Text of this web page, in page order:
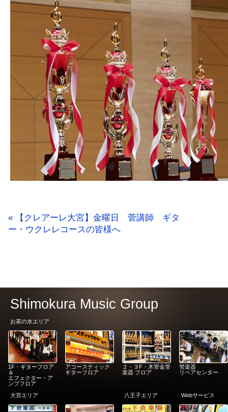
« 【クレアーレ大宮】金曜日 菅講師 ギタ
ー・ウクレレコースの皆様へ
Shimokura Music Group
お茶の水エリア
1F・ギターフロア
＆
エフェクター・ア
ンプフロア
アコースティック
ギターフロア
２・３F・木管金管
楽器 フロア
管楽器
リペアセンター
大宮エリア 八王子エリア Webサービス